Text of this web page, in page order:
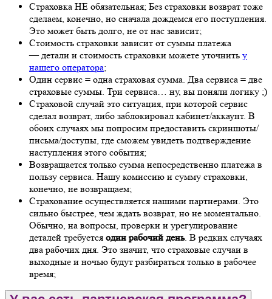
Страховка НЕ обязательная; Без страховки возврат тоже
сделаем, конечно, но сначала дождемся его поступления.
Это может быть долго, не от нас зависит;
Стоимость страховки зависит от суммы платежа
— детали и стоимость страховки можете уточнить у
нашего оператора;
Один сервис = одна страховая сумма. Два сервиса = две
страховые суммы. Три сервиса… ну, вы поняли логику ;)
Страховой случай это ситуация, при которой сервис
сделал возврат, либо заблокировал кабинет/аккаунт. В
обоих случаях мы попросим предоставить скриншоты/
письма/доступы, где сможем увидеть подтверждение
наступления этого события;
Возвращается только сумма непосредственно платежа в
пользу сервиса. Нашу комиссию и сумму страховки,
конечно, не возвращаем;
Страхование осуществляется нашими партнерами. Это
сильно быстрее, чем ждать возврат, но не моментально.
Обычно, на вопросы, проверки и урегулирование
деталей требуется один рабочий день. В редких случаях
два рабочих дня. Это значит, что страховые случаи в
выходные и ночью будут разбираться только в рабочее
время;